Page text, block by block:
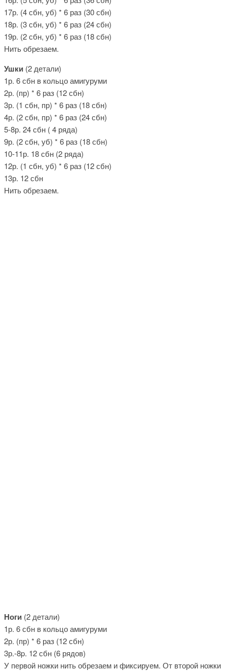
17р. (4 сбн, уб) * 6 раз (30 сбн)
18р. (3 сбн, уб) * 6 раз (24 сбн)
19р. (2 сбн, уб) * 6 раз (18 сбн)
Нить обрезаем.
Ушки (2 детали)
1р. 6 сбн в кольцо амигуруми
2р. (пр) * 6 раз (12 сбн)
3р. (1 сбн, пр) * 6 раз (18 сбн)
4р. (2 сбн, пр) * 6 раз (24 сбн)
5-8р. 24 сбн ( 4 ряда)
9р. (2 сбн, уб) * 6 раз (18 сбн)
10-11р. 18 сбн (2 ряда)
12р. (1 сбн, уб) * 6 раз (12 сбн)
13р. 12 сбн
Нить обрезаем.
Ноги (2 детали)
1р. 6 сбн в кольцо амигуруми
2р. (пр) * 6 раз (12 сбн)
3р.-8p. 12 сбн (6 рядов)
У первой ножки нить обрезаем и фиксируем. От второй ножки